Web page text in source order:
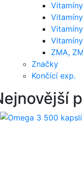
ZMA,
Značky
Končící exp.